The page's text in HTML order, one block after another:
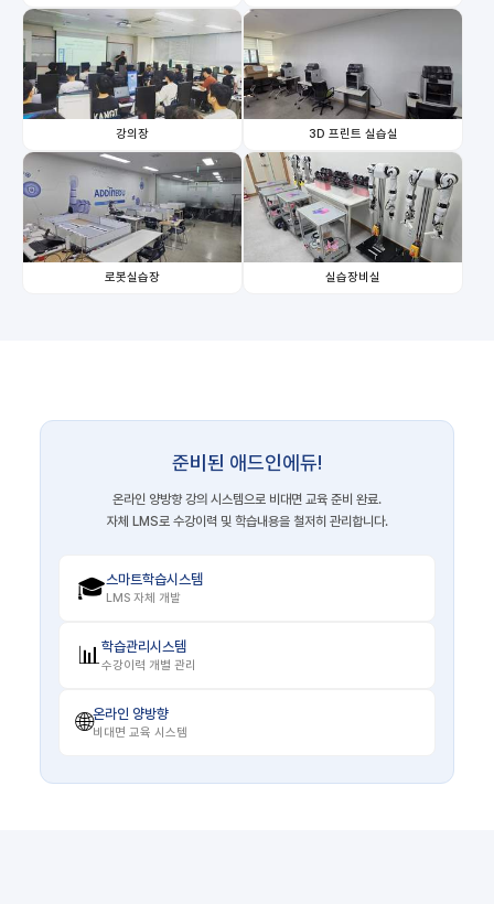
강의장 3D 프린트 실습실
로봇실습장 실습장비실
준비된 애드인에듀!
온라인 양방향 강의 시스템으로 비대면 교육 준비 완료.
자체 LMS로 수강이력 및 학습내용을 철저히 관리합니다.
🎓스마트학습시스템
LMS 자체 개발
📊 학습관리시스템
수강이력 개별 관리
🌐온라인 양방향
비대면 교육 시스템